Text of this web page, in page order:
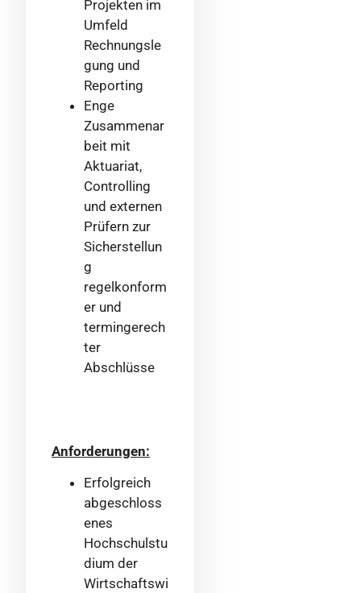
Projekten im
Umfeld
Rechnungsle
gung und
Reporting
Enge
Zusammenar
beit mit
Aktuariat,
Controlling
und externen
Prüfern zur
Sicherstellun
g
regelkonform
er und
termingerech
ter
Abschlüsse
Anforderungen:
Erfolgreich
abgeschloss
enes
Hochschulstu
dium der
Wirtschaftswi